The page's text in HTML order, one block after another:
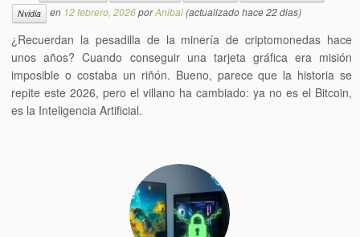
Nvidia
en 12 febrero, 2026porAnibal(actualizado hace 22 dias)
¿Recuerdan la pesadilla de la minería de criptomonedas hace
unos años? Cuando conseguir una tarjeta gráfica era misión
imposible o costaba un riñón. Bueno, parece que la historia se
repite este 2026, pero el villano ha cambiado: ya no es el Bitcoin,
es la Inteligencia Artificial.